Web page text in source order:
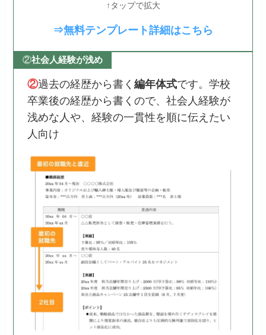
↑タップで拡大
⇒無料テンプレート詳細はこちら
②社会人経験が浅め
②過去の経歴から書く 編年体式です。学校
卒業後の経歴から書くので、社会人経験が
浅めな人や、経験の一貫性を順に伝えたい
人向け